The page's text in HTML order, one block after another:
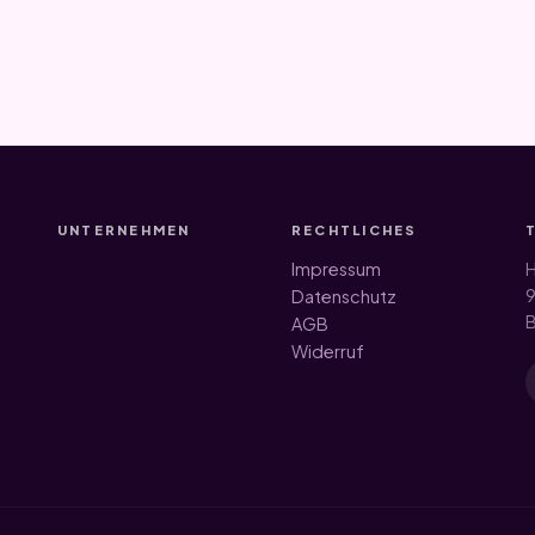
UNTERNEHMEN RECHTLICHES
Impressum
Datenschutz
AGB
Widerruf